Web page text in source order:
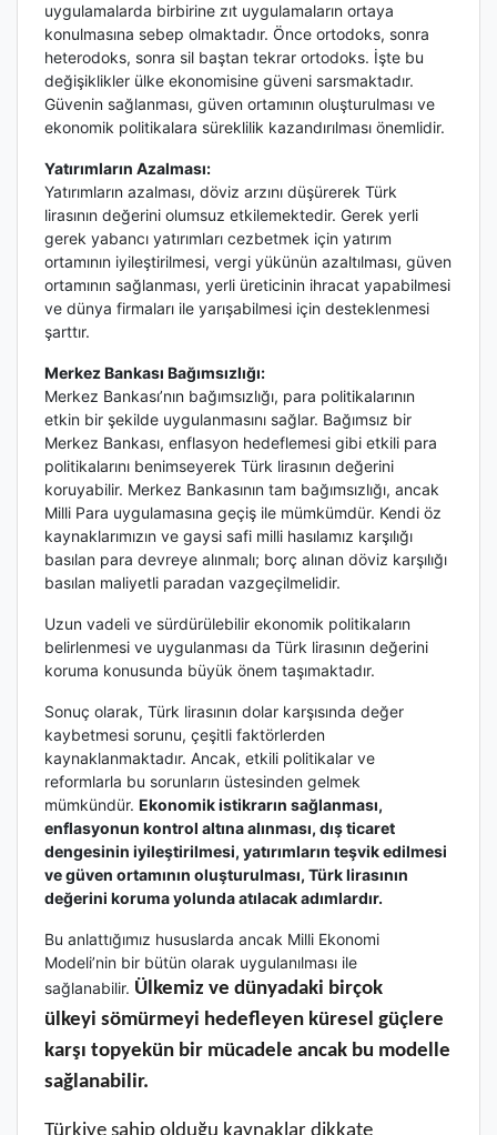
uygulamalarda birbirine zıt uygulamaların ortaya
konulmasına sebep olmaktadır. Önce ortodoks, sonra
heterodoks, sonra sil baştan tekrar ortodoks. İşte bu
değişiklikler ülke ekonomisine güveni sarsmaktadır.
Güvenin sağlanması, güven ortamının oluşturulması ve
ekonomik politikalara süreklilik kazandırılması önemlidir.
Yatırımların Azalması:
Yatırımların azalması, döviz arzını düşürerek Türk
lirasının değerini olumsuz etkilemektedir. Gerek yerli
gerek yabancı yatırımları cezbetmek için yatırım
ortamının iyileştirilmesi, vergi yükünün azaltılması, güven
ortamının sağlanması, yerli üreticinin ihracat yapabilmesi
ve dünya firmaları ile yarışabilmesi için desteklenmesi
şarttır.
Merkez Bankası Bağımsızlığı:
Merkez Bankası’nın bağımsızlığı, para politikalarının
etkin bir şekilde uygulanmasını sağlar. Bağımsız bir
Merkez Bankası, enflasyon hedeflemesi gibi etkili para
politikalarını benimseyerek Türk lirasının değerini
koruyabilir. Merkez Bankasının tam bağımsızlığı, ancak
Milli Para uygulamasına geçiş ile mümkümdür. Kendi öz
kaynaklarımızın ve gaysi safi milli hasılamız karşılığı
basılan para devreye alınmalı; borç alınan döviz karşılığı
basılan maliyetli paradan vazgeçilmelidir.
Uzun vadeli ve sürdürülebilir ekonomik politikaların
belirlenmesi ve uygulanması da Türk lirasının değerini
koruma konusunda büyük önem taşımaktadır.
Sonuç olarak, Türk lirasının dolar karşısında değer
kaybetmesi sorunu, çeşitli faktörlerden
kaynaklanmaktadır. Ancak, etkili politikalar ve
reformlarla bu sorunların üstesinden gelmek
mümkündür. Ekonomik istikrarın sağlanması,
enflasyonun kontrol altına alınması, dış ticaret
dengesinin iyileştirilmesi, yatırımların teşvik edilmesi
ve güven ortamının oluşturulması, Türk lirasının
değerini koruma yolunda atılacak adımlardır.
Bu anlattığımız hususlarda ancak Milli Ekonomi
Modeli’nin bir bütün olarak uygulanılması ile
sağlanabilir. Ülkemiz ve dünyadaki birçok
ülkeyi sömürmeyi hedefleyen küresel güçlere
karşı topyekün bir mücadele ancak bu modelle
sağlanabilir.